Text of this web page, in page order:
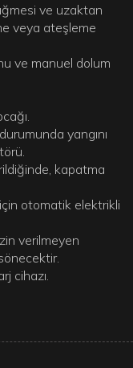
ve uzaktan
veya ateşleme
ve manuel dolum
yangını
kapatma
otomatik elektrikli
verilmeyen
cihazı.